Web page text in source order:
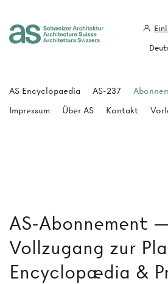
AS-Abonnement
Vollzugang zur
Encyclopædia &
AS Encyclopaedia AS-237
Impressum
Über AS Kontakt